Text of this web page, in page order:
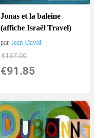
Jonas et la baleine
(affiche Israël Travel)
parJean David
€167.00
€91.85